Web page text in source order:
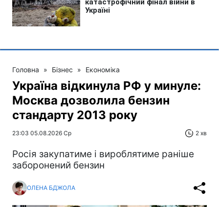
Головна » Бізнес » Економіка
Україна відкинула РФ у минуле:
Москва дозволила бензин
стандарту 2013 року
23:03 05.08.2026 Ср 2 хв
Росія закупатиме і вироблятиме раніше
заборонений бензин
ОЛЕНА БДЖОЛА